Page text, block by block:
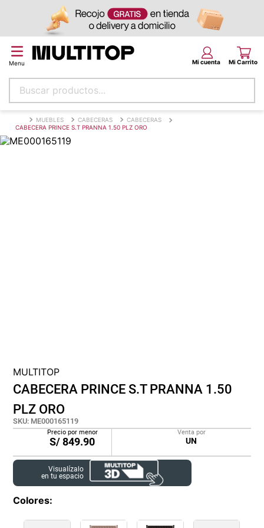
Buscar productos...
MUEBLES CABECERAS
CABECERAS
CABECERA PRINCE S.T PRANNA 1.50 PLZ ORO
MULTITOP
CABECERA PRINCE S.T PRANNA 1.50
PLZ ORO
SKU: ME000165119
Precio por menor
S/849.90
Venta por
UN
Visualízalo
en tu espacio
Colores
Términos más buscados
papel tapiz